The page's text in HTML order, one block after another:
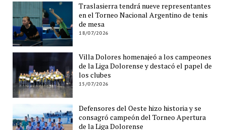
Traslasierra tendrá nueve representantes
en el Torneo Nacional Argentino de tenis
de mesa
18/07/2026
Villa Dolores homenajeó a los campeones
de la Liga Dolorense y destacó el papel de
los clubes
15/07/2026
Defensores del Oeste hizo historia y se
consagró campeón del Torneo Apertura
de la Liga Dolorense